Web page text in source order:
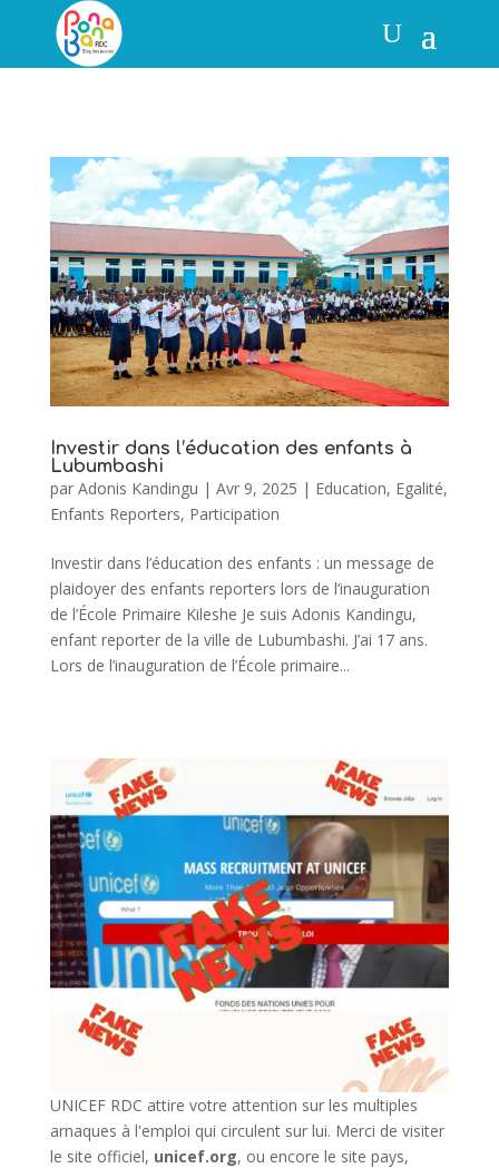
Investir dans l’éducation des enfants à
Lubumbashi
par Adonis Kandingu | Avr 9, 2025 | Education, Egalité,
Enfants Reporters, Participation
Investir dans l’éducation des enfants : un message de
plaidoyer des enfants reporters lors de l’inauguration
de l’École Primaire Kileshe Je suis Adonis Kandingu,
enfant reporter de la ville de Lubumbashi. J’ai 17 ans.
Lors de l’inauguration de l’École primaire...
UNICEF RDC attire votre attention sur les multiples
arnaques à l'emploi qui circulent sur lui. Merci de visiter
le site officiel, unicef.org, ou encore le site pays,